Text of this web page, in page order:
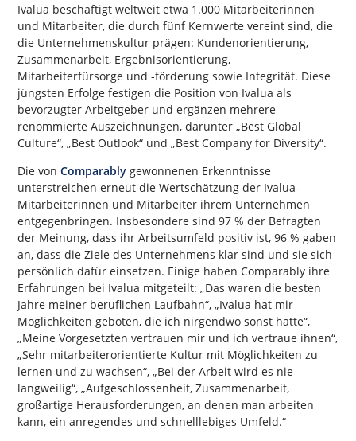
Ivalua beschäftigt weltweit etwa 1.000 Mitarbeiterinnen
und Mitarbeiter, die durch fünf Kernwerte vereint sind, die
die Unternehmenskultur prägen: Kundenorientierung,
Zusammenarbeit, Ergebnisorientierung,
Mitarbeiterfürsorge und -förderung sowie Integrität. Diese
jüngsten Erfolge festigen die Position von Ivalua als
bevorzugter Arbeitgeber und ergänzen mehrere
renommierte Auszeichnungen, darunter „Best Global
Culture“, „Best Outlook“ und „Best Company for Diversity“.
Die vonComparably gewonnenen Erkenntnisse
unterstreichen erneut die Wertschätzung der Ivalua-
Mitarbeiterinnen und Mitarbeiter ihrem Unternehmen
entgegenbringen. Insbesondere sind 97 % der Befragten
der Meinung, dass ihr Arbeitsumfeld positiv ist, 96 % gaben
an, dass die Ziele des Unternehmens klar sind und sie sich
persönlich dafür einsetzen. Einige haben Comparably ihre
Erfahrungen bei Ivalua mitgeteilt: „Das waren die besten
Jahre meiner beruflichen Laufbahn“, „Ivalua hat mir
Möglichkeiten geboten, die ich nirgendwo sonst hätte“,
„Meine Vorgesetzten vertrauen mir und ich vertraue ihnen“,
„Sehr mitarbeiterorientierte Kultur mit Möglichkeiten zu
lernen und zu wachsen“, „Bei der Arbeit wird es nie
langweilig“, „Aufgeschlossenheit, Zusammenarbeit,
großartige Herausforderungen, an denen man arbeiten
kann, ein anregendes und schnelllebiges Umfeld.“